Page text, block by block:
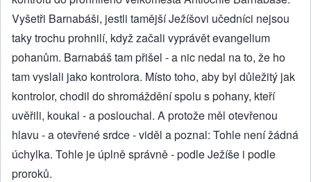
Vyšetři Barnabáši, jestli tamější Ježíšovi učedníci nejsou
taky trochu prohnilí, když začali vyprávět evangelium
pohanům. Barnabáš tam přišel - a nic nedal na to, že ho
tam vyslali jako kontrolora. Místo toho, aby byl důležitý jak
kontrolor, chodil do shromáždění spolu s pohany, kteří
uvěřili, koukal - a poslouchal. A protože měl otevřenou
hlavu - a otevřené srdce - viděl a poznal: Tohle není žádná
úchylka. Tohle je úplně správně - podle Ježíše i podle
proroků.